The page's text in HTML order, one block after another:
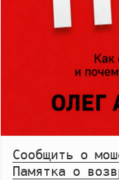
Сообщить о
Памятка о